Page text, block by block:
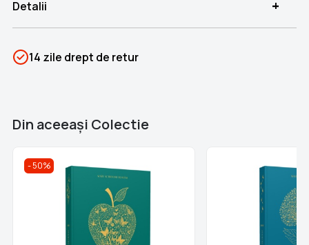
Detalii +
Categorii
Mari Scriitori Romani
14 zile drept de retur
Din aceeaşi Colectie
50%